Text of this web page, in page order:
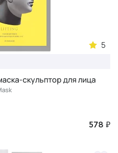
5
скульптор для лица
578 ₽